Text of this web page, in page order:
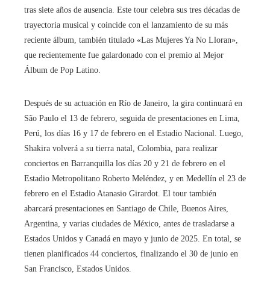
tras siete años de ausencia. Este tour celebra sus tres décadas de
trayectoria musical y coincide con el lanzamiento de su más
reciente álbum, también titulado «Las Mujeres Ya No Lloran»,
que recientemente fue galardonado con el premio al Mejor
Álbum de Pop Latino.
Después de su actuación en Río de Janeiro, la gira continuará en
São Paulo el 13 de febrero, seguida de presentaciones en Lima,
Perú, los días 16 y 17 de febrero en el Estadio Nacional. Luego,
Shakira volverá a su tierra natal, Colombia, para realizar
conciertos en Barranquilla los días 20 y 21 de febrero en el
Estadio Metropolitano Roberto Meléndez, y en Medellín el 23 de
febrero en el Estadio Atanasio Girardot. El tour también
abarcará presentaciones en Santiago de Chile, Buenos Aires,
Argentina, y varias ciudades de México, antes de trasladarse a
Estados Unidos y Canadá en mayo y junio de 2025. En total, se
tienen planificados 44 conciertos, finalizando el 30 de junio en
San Francisco, Estados Unidos.